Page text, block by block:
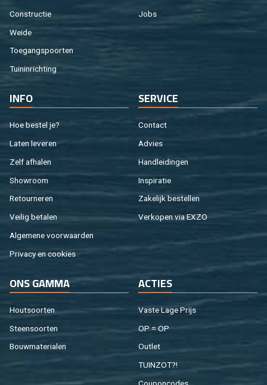
Con­struc­tie
Weide
Toe­gangs­poor­ten
Tuin­in­rich­ting
Jobs
INFO
Hoe be­stel je?
Laten le­ve­ren
Zelf af­ha­len
Show­room
Re­tour­ne­ren
Vei­lig be­ta­len
Al­ge­me­ne voor­waar­den
Pri­va­cy en coo­kies
SER­VI­CE
Con­tact
Ad­vies
Hand­lei­din­gen
In­spi­ra­tie
Za­ke­lijk be­stel­len
Ver­ko­pen via EXZO
ONS GAMMA
Hout­soor­ten
Steen­soor­ten
Bouw­ma­te­ri­a­len
AC­TIES
Vaste Lage Prijs
OP = OP
Out­let
TUIN­ZOT?!